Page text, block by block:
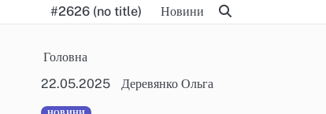
to
#2626 (no title) Новини
Головна
22.05.2025
Деревянко Ольга